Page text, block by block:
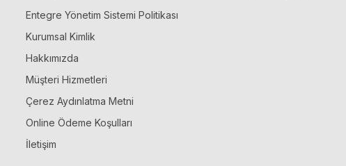
Entegre Yönetim Sistemi Politikası
Kurumsal Kimlik
Hakkımızda
Müşteri Hizmetleri
Çerez Aydınlatma Metni
Online Ödeme Koşulları
İletişim